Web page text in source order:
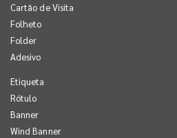
Cartão de Visita
Folheto
Folder
Adesivo
Etiqueta
Rótulo
Banner
Wind Banner